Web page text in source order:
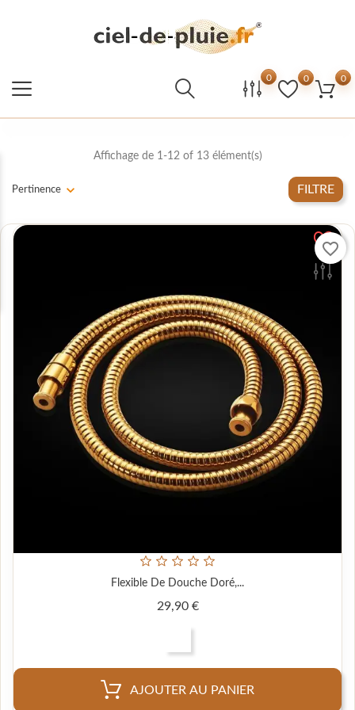
0
0
0
Pertinence FILTRE
Affichage de 1-12 of 13 élément(s)
Flexible De Douche Doré,...
29,90 €Prix
AJOUTER AU PANIER
favorite_border